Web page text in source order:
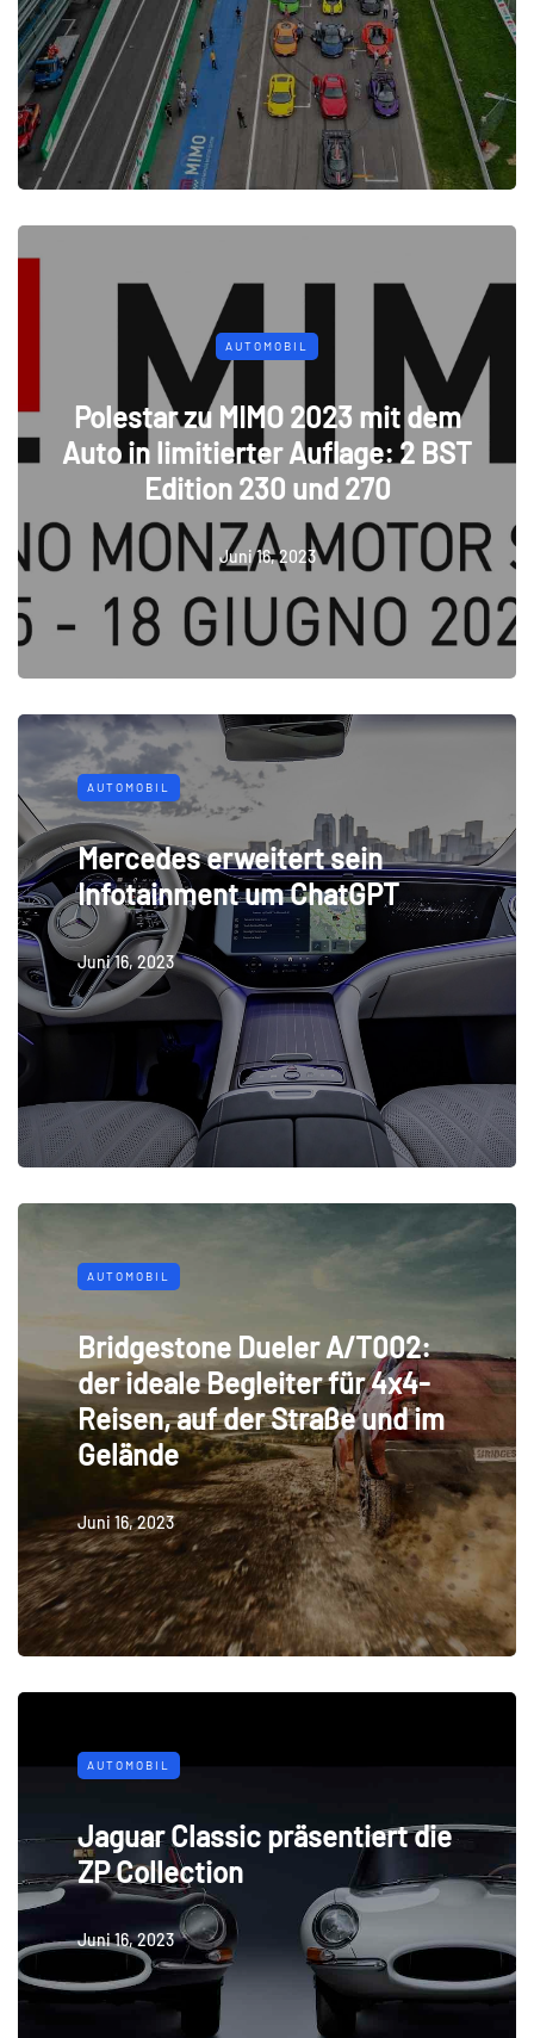
AUTOMOBIL
Polestar zu MIMO 2023 mit dem
Auto in limitierter Auflage: 2 BST
Edition 230 und 270
Juni 16, 2023
AUTOMOBIL
Mercedes erweitert sein
Infotainment um ChatGPT
Juni 16, 2023
AUTOMOBIL
Bridgestone Dueler A/T002:
der ideale Begleiter für 4x4-
Reisen, auf der Straße und im
Gelände
Juni 16, 2023
AUTOMOBIL
Jaguar Classic präsentiert die
ZP Collection
Juni 16, 2023